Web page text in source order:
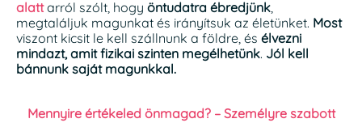
alattarról szólt, hogy öntudatra ébredjünk,
megtaláljuk magunkat és irányítsuk az életünket. Most
viszont kicsit le kell szállnunk a földre, és élvezni
mindazt, amit fizikai szinten megélhetünk. Jól kell
bánnunk saját magunkkal.
Mennyire értékeled önmagad? – Személyre szabott